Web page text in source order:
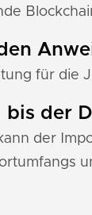
für die
der
der